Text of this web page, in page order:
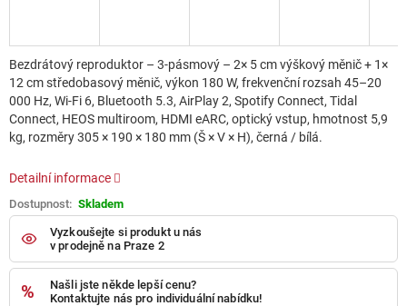
Vyzkoušejte si produkt u nás
v prodejně na Praze 2
Našli jste někde lepší cenu?
Kontaktujte nás pro individuální nabídku!
Skladem
Bezdrátový reproduktor – 3-pásmový – 2× 5 cm výškový měnič + 1×
12 cm středobasový měnič, výkon 180 W, frekvenční rozsah 45–20
000 Hz, Wi-Fi 6, Bluetooth 5.3, AirPlay 2, Spotify Connect, Tidal
Connect, HEOS multiroom, HDMI eARC, optický vstup, hmotnost 5,9
kg, rozměry 305 × 190 × 180 mm (Š × V × H), černá / bílá.
Detailní informace